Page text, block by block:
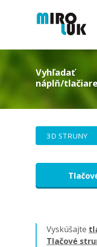
Vyhľadať
náplň/
3D STRUNY
Vyskúšajte
Tlačové